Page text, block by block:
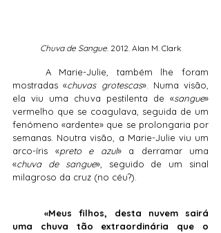
Chuva de Sangue. 2012. Alan M. Clark
mostradas «chuvas grotescas». Numa visão,
ela viu uma chuva pestilenta de «sangue»
vermelho que se coagulava, seguida de um
fenómeno «ardente» que se prolongaria por
semanas. Noutra visão, a Marie-Julie viu um
arco-íris «preto e azul» a derramar uma
«chuva de sangue», seguido de um sinal
milagroso da cruz (no céu?).
	«Meus filhos, desta nuvem sairá
uma chuva tão extraordinária que o